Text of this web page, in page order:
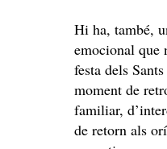
Hi ha, també,
emocional que
festa dels
moment de
familiar,
de retorn als